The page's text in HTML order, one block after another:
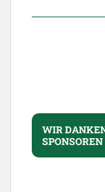
WIR
SPONSOREN